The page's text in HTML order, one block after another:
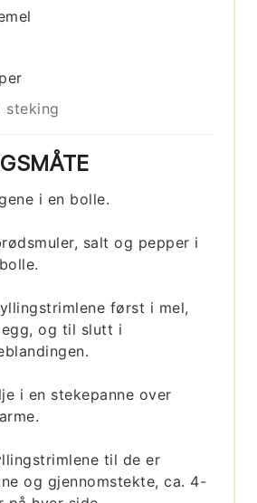
steking
i en bolle.
salt og pepper i
først i mel,
og til slutt i
i en stekepanne over
til de er
og gjennomstekte, ca. 4-